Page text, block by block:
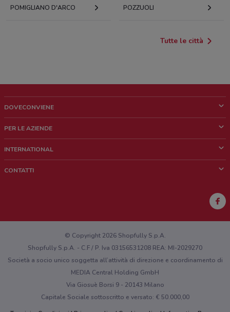
POMIGLIANO D'ARCO POZZUOLI
Tutte le città
DOVECONVIENE
Chi siamo
Lavora con noi
PER LE AZIENDE
Richieste commerciali e marketing
INTERNATIONAL
CONTATTI
Hai un malfunzionamento sul web o sull'app?
© Copyright 2026 Shopfully S.p.A.
Shopfully S.p.A. - C.F / P. Iva 03156531208 REA: MI-2029270
Società a socio unico soggetta all’attività di direzione e coordinamento di
MEDIA Central Holding GmbH
Via Giosuè Borsi 9 - 20143 Milano
Capitale Sociale sottoscritto e versato: € 50.000,00